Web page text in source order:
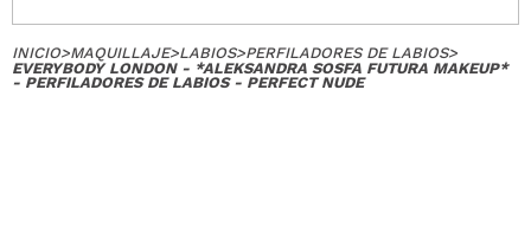
INICIO>MAQUILLAJE>LABIOS>PERFILADORES DE LABIOS>
EVERYBODY LONDON - *ALEKSANDRA SOSFA FUTURA MAKEUP*
- PERFILADORES DE LABIOS - PERFECT NUDE